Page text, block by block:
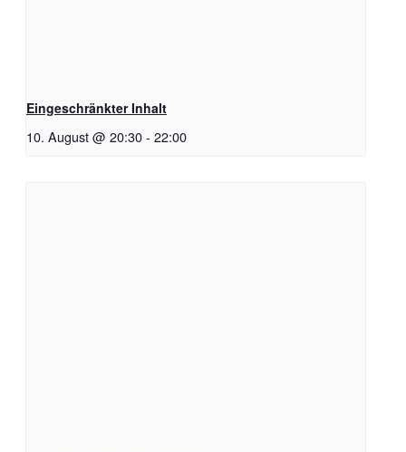
Eingeschränkter Inhalt
10. August @ 20:30- 22:00